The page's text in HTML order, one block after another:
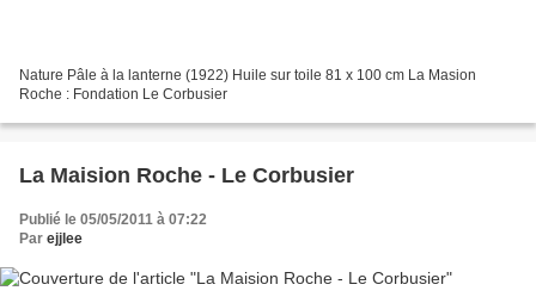
Nature Pâle à la lanterne (1922) Huile sur toile 81 x 100 cm La Masion
Roche : Fondation Le Corbusier
La Maision Roche - Le Corbusier
Publié le 05/05/2011 à 07:22
Par ejjlee